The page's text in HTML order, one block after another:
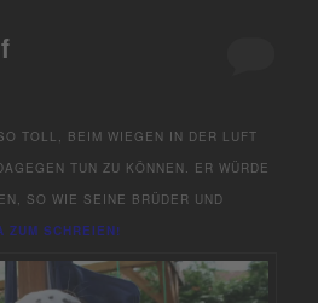
TOLL, BEIM WIEGEN IN DER LUFT
TUN ZU KÖNNEN. ER WÜRDE
SO WIE SEINE BRÜDER UND
ZUM SCHREIEN!